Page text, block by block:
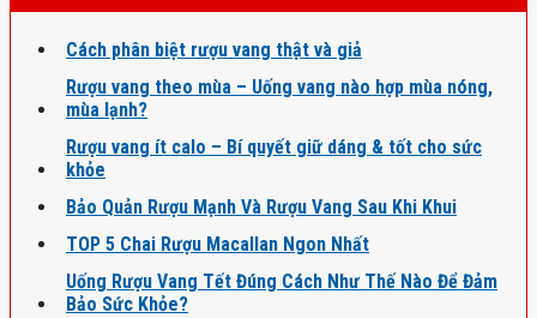
Cách phân biệt rượu vang thật và giả
Rượu vang theo mùa – Uống vang nào hợp mùa nóng,
mùa lạnh?
Rượu vang ít calo – Bí quyết giữ dáng & tốt cho sức
khỏe
Bảo Quản Rượu Mạnh Và Rượu Vang Sau Khi Khui
TOP 5 Chai Rượu Macallan Ngon Nhất
Uống Rượu Vang Tết Đúng Cách Như Thế Nào Để Đảm
Bảo Sức Khỏe?